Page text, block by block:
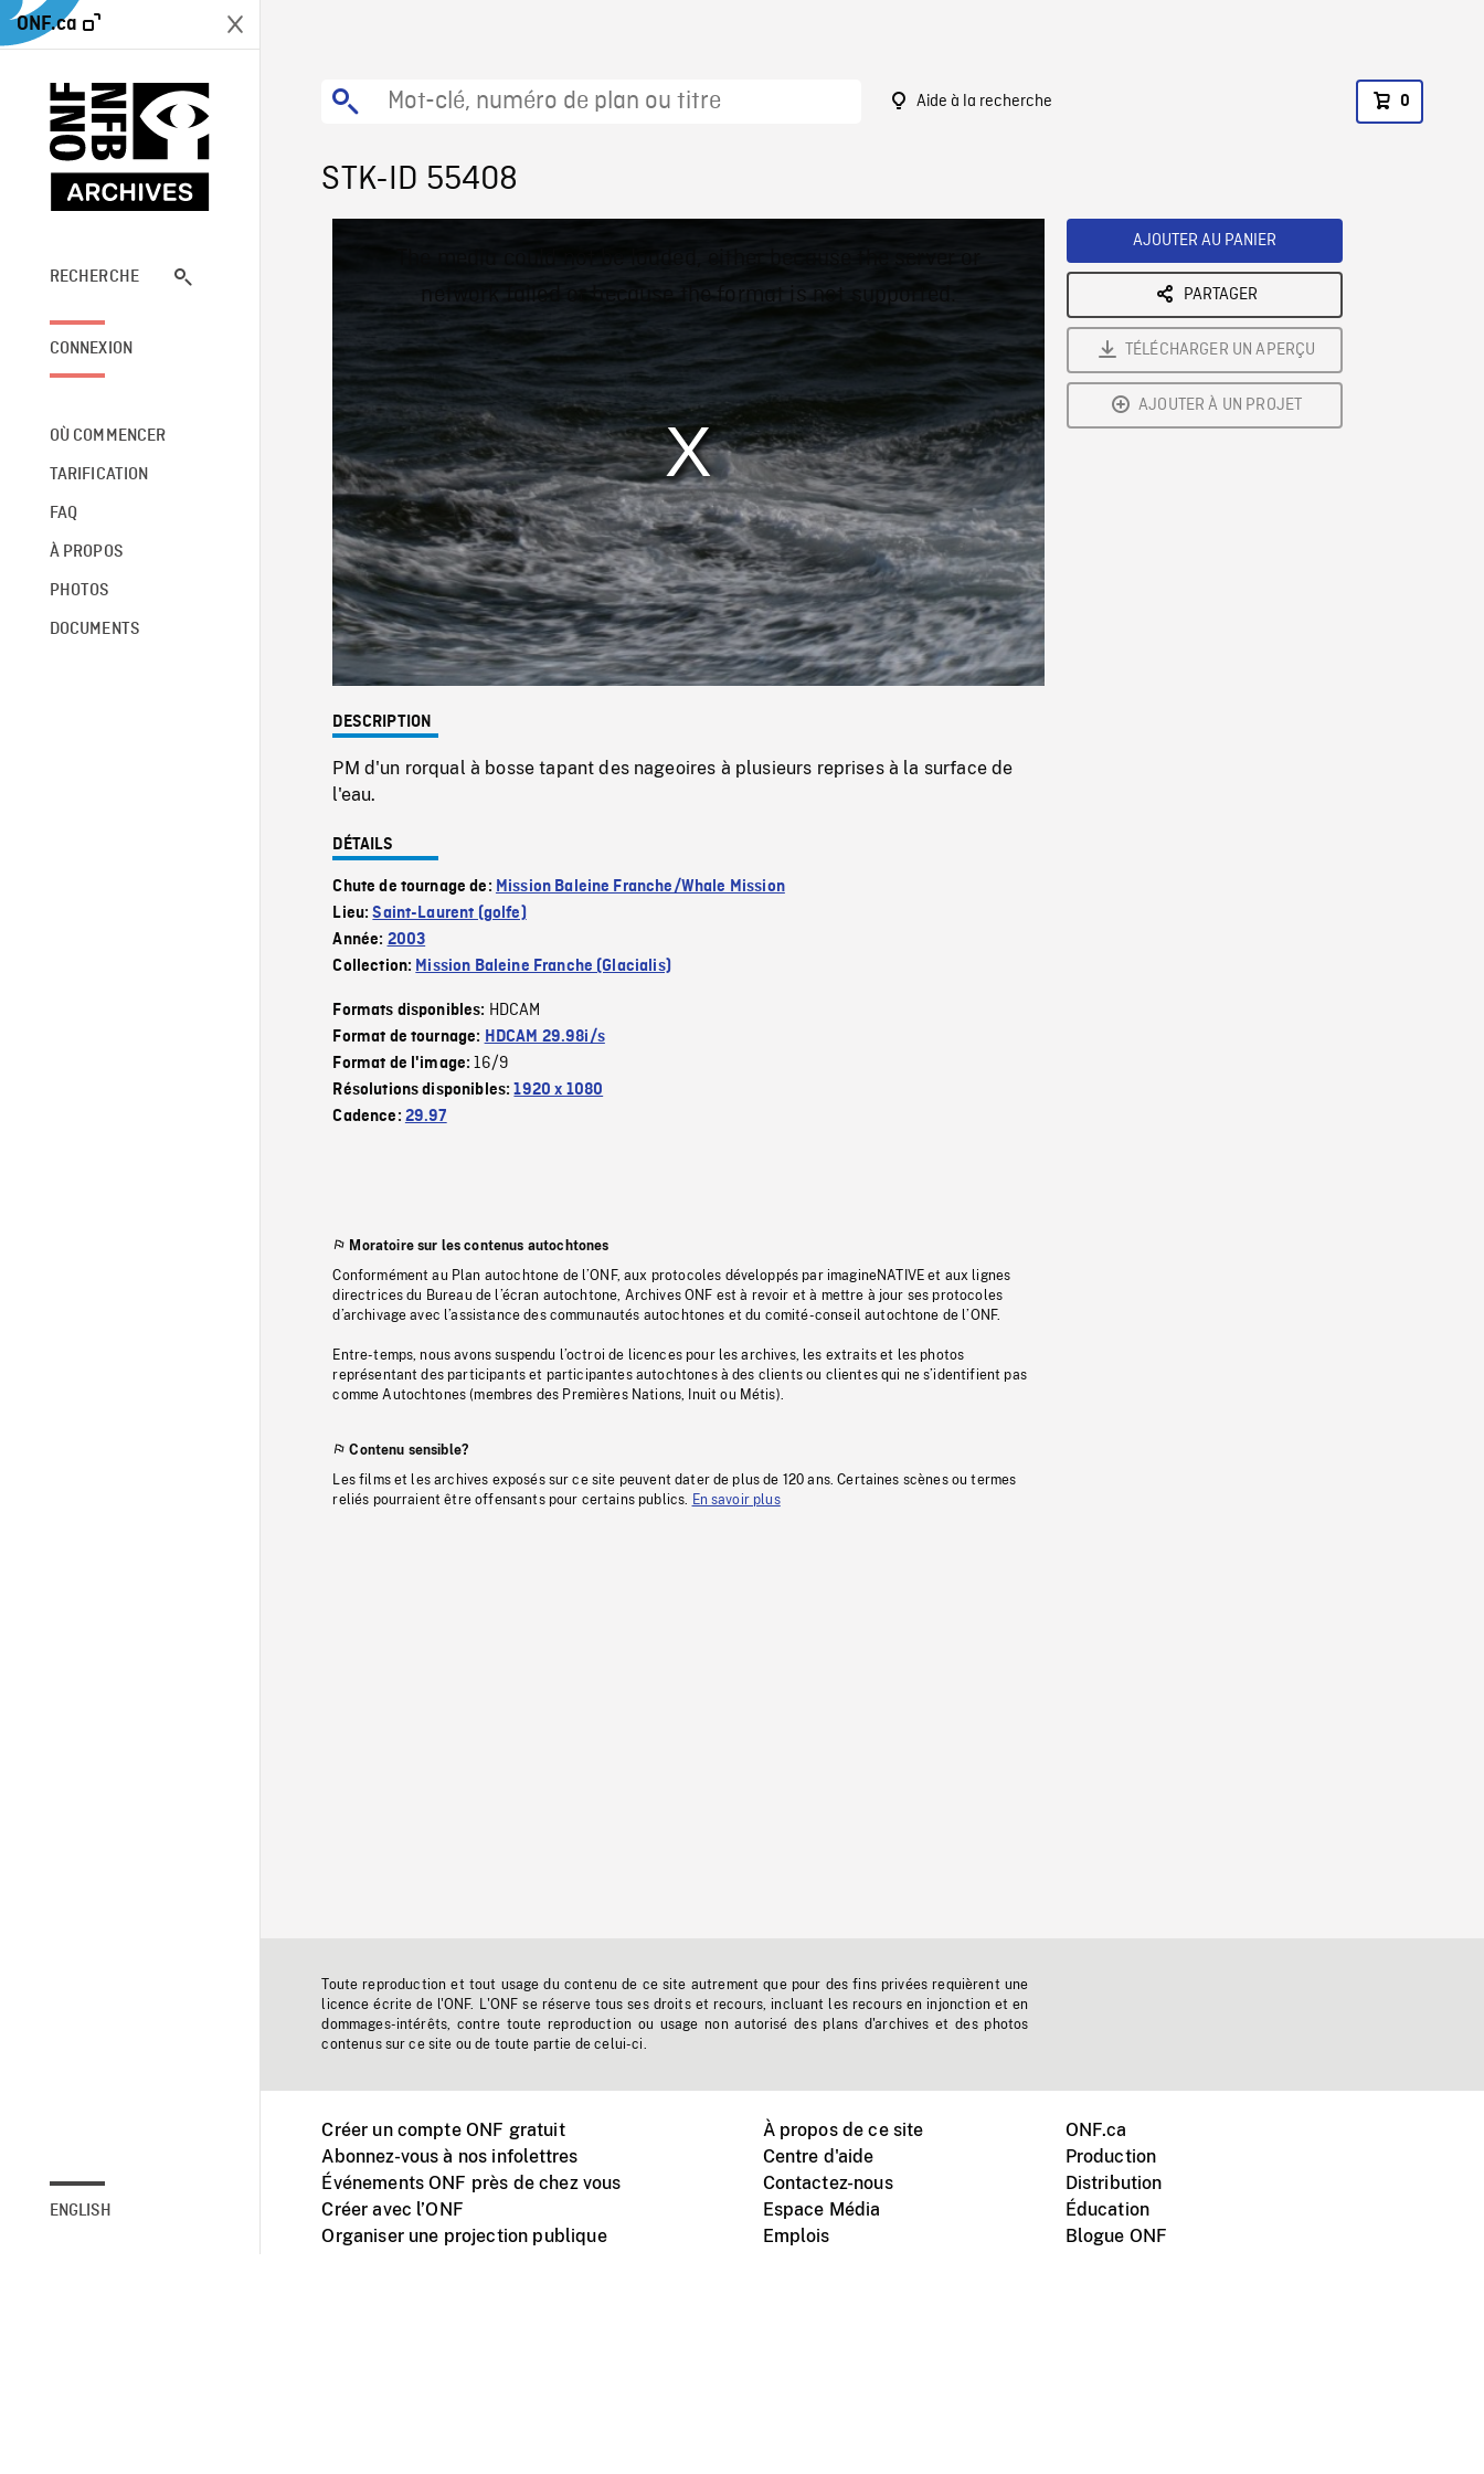
ONF.ca
RECHERCHE
CONNEXION
OÙ COMMENCER
TARIFICATION
FAQ
À PROPOS
PHOTOS
DOCUMENTS
ENGLISH
Aide à la recherche 0
STK-ID 55408
Mute / Loaded:
0%
Playback
Rate
window.
network failed or because the format is not supported.
DESCRIPTION
PM d'un rorqual à bosse tapant des nageoires à plusieurs reprises à la surface de
l'eau.
DÉTAILS
Chute de tournage de: Mission Baleine Franche/Whale Mission
Lieu:Saint-Laurent (golfe)
Année: 2003
Collection: Mission Baleine Franche (Glacialis)
Formats disponibles: HDCAM
Format de tournage: HDCAM 29.98i/s
Format de l'image:16/9
Résolutions disponibles:1920 x 1080
Cadence: 29.97
Moratoire sur les contenus autochtones
Conformément au Plan autochtone de l’ONF, aux protocoles développés par imagineNATIVE et aux lignes
directrices du Bureau de l’écran autochtone, Archives ONF est à revoir et à mettre à jour ses protocoles
d’archivage avec l’assistance des communautés autochtones et du comité-conseil autochtone de l’ONF.
Entre-temps, nous avons suspendu l’octroi de licences pour les archives, les extraits et les photos
représentant des participants et participantes autochtones à des clients ou clientes qui ne s’identifient pas
comme Autochtones (membres des Premières Nations, Inuit ou Métis).
Contenu sensible?
Les films et les archives exposés sur ce site peuvent dater de plus de 120 ans. Certaines scènes ou termes
reliés pourraient être offensants pour certains publics.
En savoir plus
AJOUTER AU PANIER
PARTAGER
TÉLÉCHARGER UN APERÇU
AJOUTER À UN PROJET
Toute reproduction et tout usage du contenu de ce site autrement que pour des fins privées requièrent une
licence écrite de l'ONF. L'ONF se réserve tous ses droits et recours, incluant les recours en injonction et en
dommages-intérêts, contre toute reproduction ou usage non autorisé des plans d'archives et des photos
contenus sur ce site ou de toute partie de celui-ci.
Créer un compte ONF gratuit
Abonnez-vous à nos infolettres
Événements ONF près de chez vous
Créer avec l’ONF
Organiser une projection publique
À propos de ce site
Centre d'aide
Contactez-nous
Espace Média
Emplois
ONF.ca
Production
Distribution
Éducation
Blogue ONF